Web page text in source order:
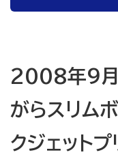
2008年9月
がらスリム
クジェット